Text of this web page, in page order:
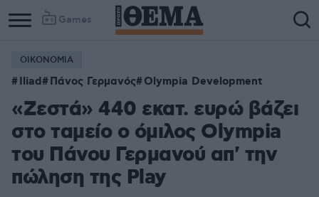
Games
ΟΙΚΟΝΟΜΙΑ
Iliad Πάνος Γερμανός Olympia Development
«Ζεστά» 440 εκατ. ευρώ βάζει
στο ταμείο ο όμιλος Olympia
του Πάνου Γερμανού απ' την
πώληση της Play